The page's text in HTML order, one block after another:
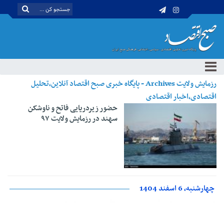
رزمایش ولایت Archives - پایگاه خبری صبح اقتصاد آنلاین،تحلیل
اقتصادی،اخبار اقتصادی
حضور زیردریایی فاتح و ناوشکن
سهند در رزمایش ولایت ۹۷
چهارشنبه، 6 اسفند 1404